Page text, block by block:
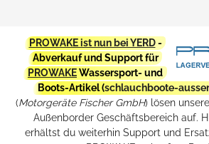
PROWAKE ist nun bei YERD-
Abverkauf und Support für
PROWAKEWassersport- und
Boots-Artikel (schlauchboote-
(Motorgeräte Fischer GmbH) lösen
Außenborder Geschäftsbereich auf.
erhältst du weiterhin Support und